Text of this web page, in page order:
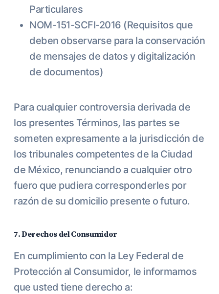
Particulares
NOM-151-SCFI-2016 (Requisitos que
deben observarse para la conservación
de mensajes de datos y digitalización
de documentos)
Para cualquier controversia derivada de
los presentes Términos, las partes se
someten expresamente a la jurisdicción de
los tribunales competentes de la Ciudad
de México, renunciando a cualquier otro
fuero que pudiera corresponderles por
razón de su domicilio presente o futuro.
7. Derechos del Consumidor
En cumplimiento con la Ley Federal de
Protección al Consumidor, le informamos
que usted tiene derecho a: